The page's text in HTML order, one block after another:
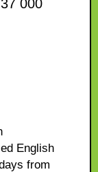
000
English
from